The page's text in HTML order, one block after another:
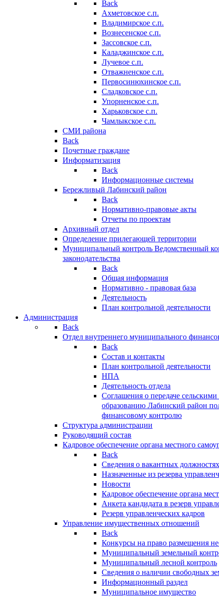
Back
Ахметовское с.п.
Владимирское с.п.
Вознесенское с.п.
Зассовское с.п.
Каладжинское с.п.
Лучевое с.п.
Отважненское с.п.
Первосинюхинское с.п.
Сладковское с.п.
Упорненское с.п.
Харьковское с.п.
Чамлыкское с.п.
СМИ района
Back
Почетные граждане
Информатизация
Back
Информационные системы
Бережливый Лабинский район
Back
Нормативно-правовые акты
Отчеты по проектам
Архивный отдел
Определение прилегающей территории
Муниципальный контроль Ведомственный
законодательства
Back
Общая информация
Нормативно - правовая база
Деятельность
План контрольной деятельности
Администрация
Back
Отдел внутреннего муниципального
Back
Состав и контакты
План контрольной деятельности
НПА
Деятельность отдела
Соглашения о передаче
образованию Лабинский район
финансовому контролю
Структура администрации
Руководящий состав
Кадровое обеспечение органа местного
Back
Сведения о вакантных
Назначенные из резерва
Новости
Кадровое обеспечение органа
Анкета кандидата в резерв
Резерв управленческих кадров
Управление имущественных отношений
Back
Конкурсы на право размещения
Муниципальный земельный
Муниципальный лесной контроль
Сведения о наличии свободных
Информационный раздел
Муниципальное имущество